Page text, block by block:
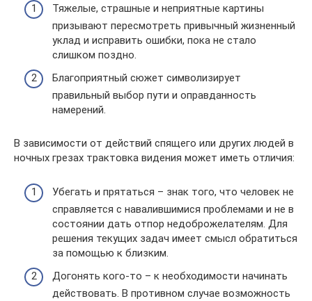
Тяжелые, страшные и неприятные картины
призывают пересмотреть привычный жизненный
уклад и исправить ошибки, пока не стало
слишком поздно.
Благоприятный сюжет символизирует
правильный выбор пути и оправданность
намерений.
В зависимости от действий спящего или других людей в
ночных грезах трактовка видения может иметь отличия:
Убегать и прятаться – знак того, что человек не
справляется с навалившимися проблемами и не в
состоянии дать отпор недоброжелателям. Для
решения текущих задач имеет смысл обратиться
за помощью к близким.
Догонять кого-то – к необходимости начинать
действовать. В противном случае возможность